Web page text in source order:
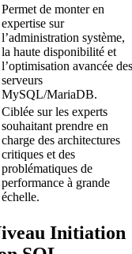
Permet de monter en
expertise sur
l’administration système,
la haute disponibilité et
l’optimisation avancée des
serveurs
MySQL/MariaDB.
Ciblée sur les experts
souhaitant prendre en
charge des architectures
critiques et des
problématiques de
performance à grande
échelle.
Initiation